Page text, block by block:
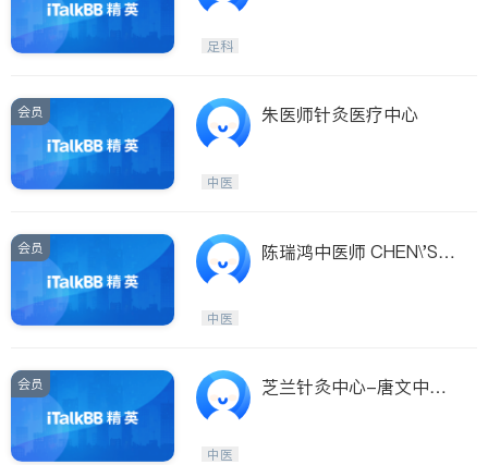
足科
会员 朱医师针灸医疗中心
中医
会员
陈瑞鸿中医师 CHEN\'S H
中医
会员
芝兰针灸中心-唐文中中
中医